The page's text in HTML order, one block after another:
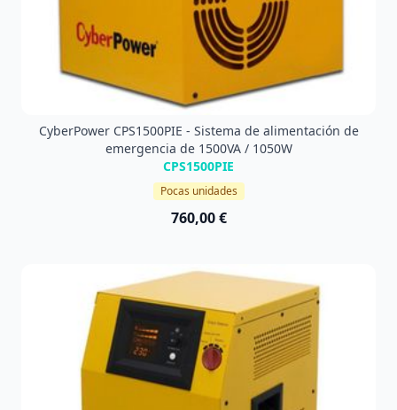
CyberPower CPS1500PIE - Sistema de alimentación de
emergencia de 1500VA / 1050W
CPS1500PIE
Pocas unidades
760,00 €